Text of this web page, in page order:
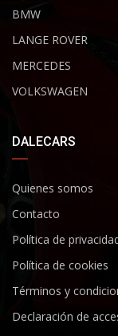
BMW
LANGE ROVER
MERCEDES
VOLKSWAGEN
DALECARS
Quienes somos
Contacto
Política de
Política de cookies
Términos y
Declaración de